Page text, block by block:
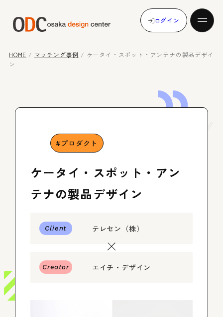
ログイン
マッチング事例
HOME / マッチング事例 / ケータイ・スポット・アンテナの製品デザイ
ン
Case
プロダクト
ケータイ・スポット・アン
テナの製品デザイン
Client テレセン（株）
Creator エイチ・デザイン